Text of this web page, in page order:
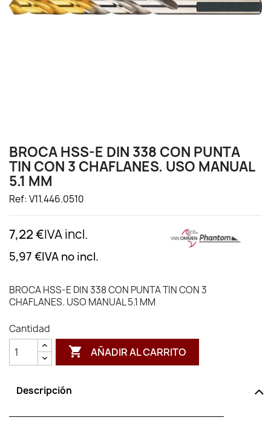
BROCA HSS-E DIN 338 CON PUNTA
TIN CON 3 CHAFLANES. USO MANUAL
5.1 MM
Ref: V11.446.0510
7,22 €IVA incl.
5,97 €IVA no incl.
BROCA HSS-E DIN 338 CON PUNTA TIN CON 3
CHAFLANES. USO MANUAL 5.1 MM
Cantidad
 AÑADIR AL CARRITO
Descripción